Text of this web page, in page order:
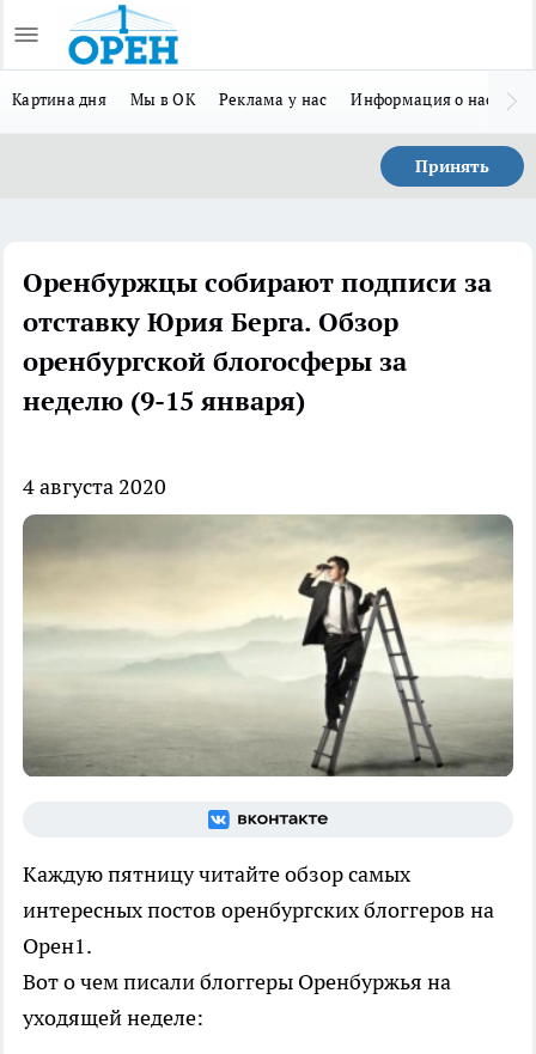
Картина дня Мы в ОК Реклама у нас Информация о нас
Принять
Оренбуржцы собирают подписи за
отставку Юрия Берга. Обзор
оренбургской блогосферы за
неделю (9-15 января)
4 августа 2020
Каждую пятницу читайте обзор самых
интересных постов оренбургских блоггеров на
Орен1.
Вот о чем писали блоггеры Оренбуржья на
уходящей неделе: